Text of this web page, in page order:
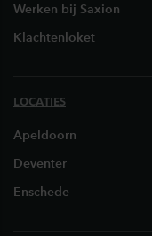
Werken bij Saxion
Klachtenloket
LOCATIES
Apeldoorn
Deventer
Enschede